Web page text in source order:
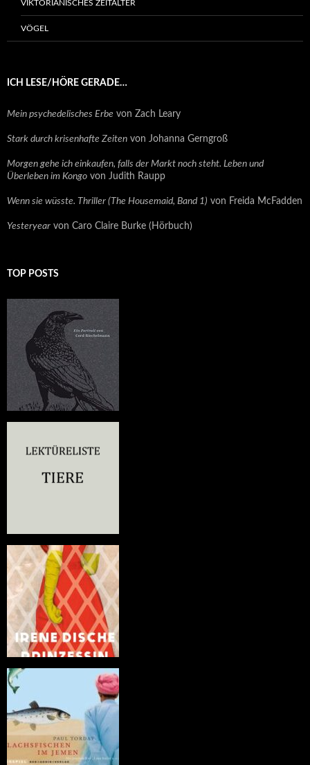
VIKTORIANISCHES ZEITALTER
VÖGEL
ICH LESE/HÖRE GERADE…
Mein psychedelisches Erbe von Zach Leary
Stark durch krisenhafte Zeiten von Johanna Gerngroß
Morgen gehe ich einkaufen, falls der Markt noch steht. Leben und
Überleben im Kongo von Judith Raupp
Wenn sie wüsste. Thriller (The Housemaid, Band 1) von Freida McFadden
Yesteryear von Caro Claire Burke (Hörbuch)
TOP POSTS